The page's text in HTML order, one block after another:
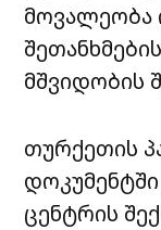
მოვალეობა
მშვიდობის
თურქეთის
ცენტრის